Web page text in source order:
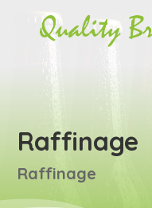
Raffinage
Raffinage